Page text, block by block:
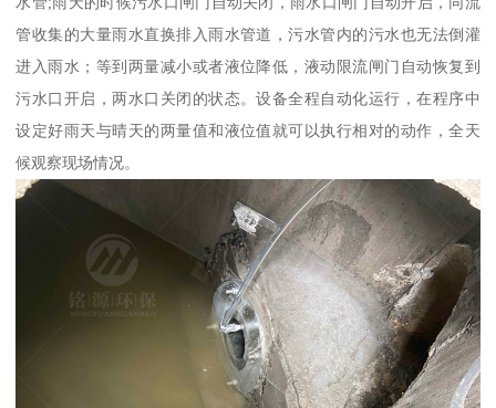
管收集的大量雨水直换排入雨水管道，污水管内的污水也无法倒灌
进入雨水；等到两量减小或者液位降低，液动限流闸门自动恢复到
污水口开启，两水口关闭的状态。设备全程自动化运行，在程序中
设定好雨天与晴天的两量值和液位值就可以执行相对的动作，全天
候观察现场情况。